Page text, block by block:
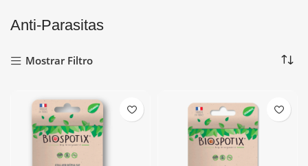
Anti-Parasitas
Mostrar Filtro